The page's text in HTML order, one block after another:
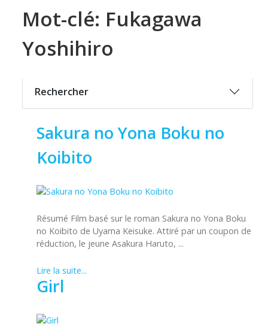
Mot-clé: Fukagawa
Yoshihiro
Rechercher
Sakura no Yona Boku no
Koibito
Résumé Film basé sur le roman Sakura no Yona Boku
no Koibito de Uyama Keisuke. Attiré par un coupon de
réduction, le jeune Asakura Haruto, ...
Lire la suite...
Girl